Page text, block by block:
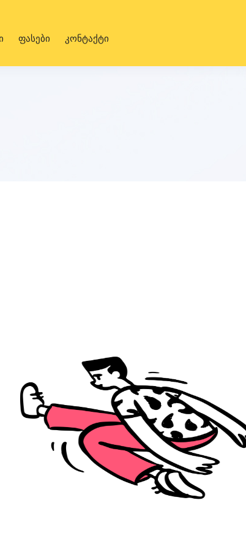
ფასები კონტაქტი